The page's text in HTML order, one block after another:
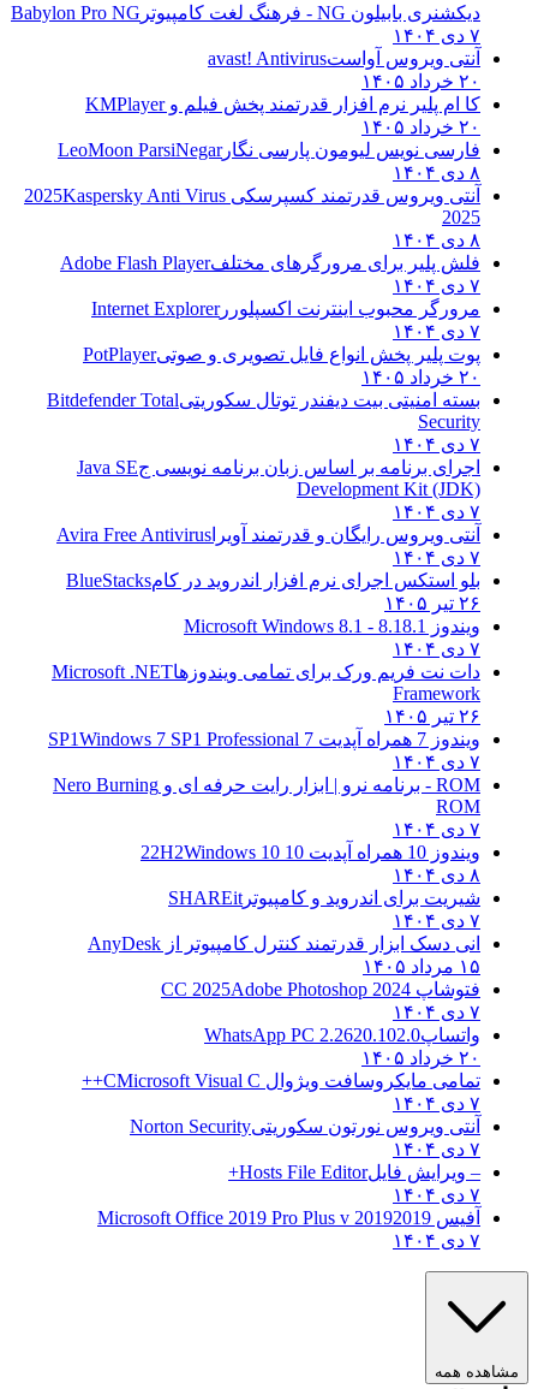
دیکشنری بابیلون NG - فرهنگ لغت کامپیوتر
Babylon Pro NG
۷ دی ۱۴۰۴
آنتی ویروس آواستavast! Antivirus
۲۰ خرداد ۱۴۰۵
کا ام پلیر نرم افزار قدرتمند پخش فیلم وKMPlayer
۲۰ خرداد ۱۴۰۵
فارسی نویس لیومون پارسی نگارLeoMoon ParsiNegar
۸ دی ۱۴۰۴
آنتی ویروس قدرتمند کسپرسکی 2025 Kaspersky Anti Virus
2025
۸ دی ۱۴۰۴
فلش پلیر برای مرورگرهای مختلفAdobe Flash Player
۷ دی ۱۴۰۴
مرورگر محبوب اینترنت اکسپلوررInternet Explorer
۷ دی ۱۴۰۴
پوت پلیر پخش انواع فایل تصویری و صوتیPotPlayer
۲۰ خرداد ۱۴۰۵
بسته امنیتی بیت دیفندر توتال سکوریتیBitdefender Total
Security
۷ دی ۱۴۰۴
اجرای برنامه بر اساس زبان برنامه نویسی جJava SE
Development Kit (JDK)
۷ دی ۱۴۰۴
آنتی ویروس رایگان و قدرتمند آویرا Avira Free Antivirus
۷ دی ۱۴۰۴
بلو استکس اجرای نرم افزار اندروید در کامBlueStacks
۲۶ تیر ۱۴۰۵
ویندوز 8.1
8.1 - Microsoft Windows 8.1
۷ دی ۱۴۰۴
دات نت فریم ورک برای تمامی ویندوزهاMicrosoft .NET
Framework
۲۶ تیر ۱۴۰۵
ویندوز 7 همراه آپدیت 7 SP1
Windows 7 SP1 Professional
۷ دی ۱۴۰۴
ROM - برنامه نرو | ابزار رایت حرفه ای و
Nero Burning
ROM
۷ دی ۱۴۰۴
ویندوز 10 همراه آپدیت 10 22H2
Windows 10
۸ دی ۱۴۰۴
شیریت برای اندروید و کامپیوتر SHAREit
۷ دی ۱۴۰۴
انی دسک ابزار قدرتمند کنترل کامپیوتر از AnyDesk
۱۵ مرداد ۱۴۰۵
فتوشاپ CC 2025 Adobe Photoshop 2024
۷ دی ۱۴۰۴
واتساپWhatsApp PC 2.2620.102.0
۲۰ خرداد ۱۴۰۵
تمامی مایکروسافت ویژوال C Microsoft Visual C++
۷ دی ۱۴۰۴
آنتی ویروس نورتون سکوریتیNorton Security
۷ دی ۱۴۰۴
– ویرایش فایلHosts File Editor+
۷ دی ۱۴۰۴
آفیس 2019 2019 Microsoft Office 2019 Pro Plus v
۷ دی ۱۴۰۴
مشاهده همه